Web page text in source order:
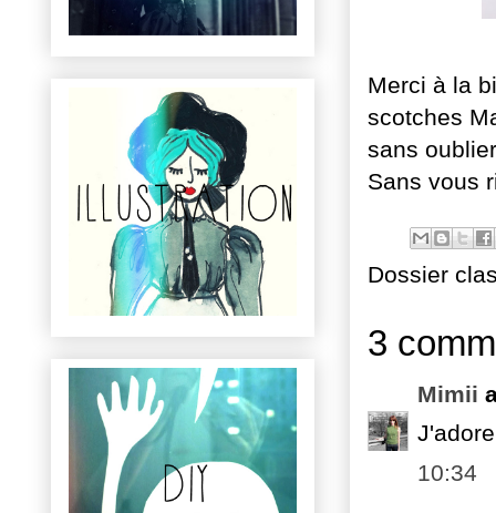
Merci à la
scotches
sans
Sans vous
Dossier
3
Mimii
10:34